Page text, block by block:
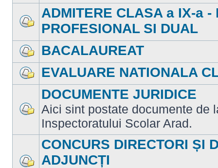
mesaje
necitite
mesaje
necitite
ADMITERE CLASA a IX-a -
PROFESIONAL SI DUAL
mesaje
necitite
BACALAUREAT
mesaje
necitite
EVALUARE NATIONALA
sunt
mesaje
necitite
DOCUMENTE JURIDICE
Aici sint postate documente de
Inspectoratului Scolar Arad.
CONCURS DIRECTORI ȘI
ADJUNCȚI